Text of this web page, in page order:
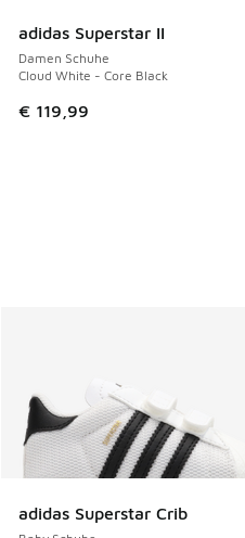
adidas Superstar II
Damen Schuhe
Cloud White - Core Black
€ 119,99
adidas Superstar Crib